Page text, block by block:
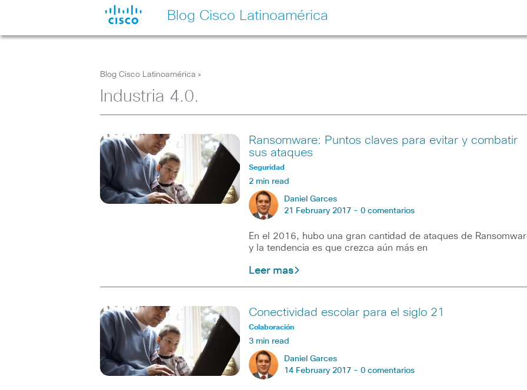
Blog Cisco Latinoamérica
Blog Cisco Latinoamérica >
Industria 4.0.
Ransomware: Puntos claves para evitar y combatir
sus ataques
Seguridad
2 min read
Daniel Garces
21 February 2017 - 0 comentarios
En el 2016, hubo una gran cantidad de ataques de
y la tendencia es que crezca aún más en
Leer mas
Conectividad escolar para el siglo 21
Colaboración
3 min read
Daniel Garces
14 February 2017 - 0 comentarios